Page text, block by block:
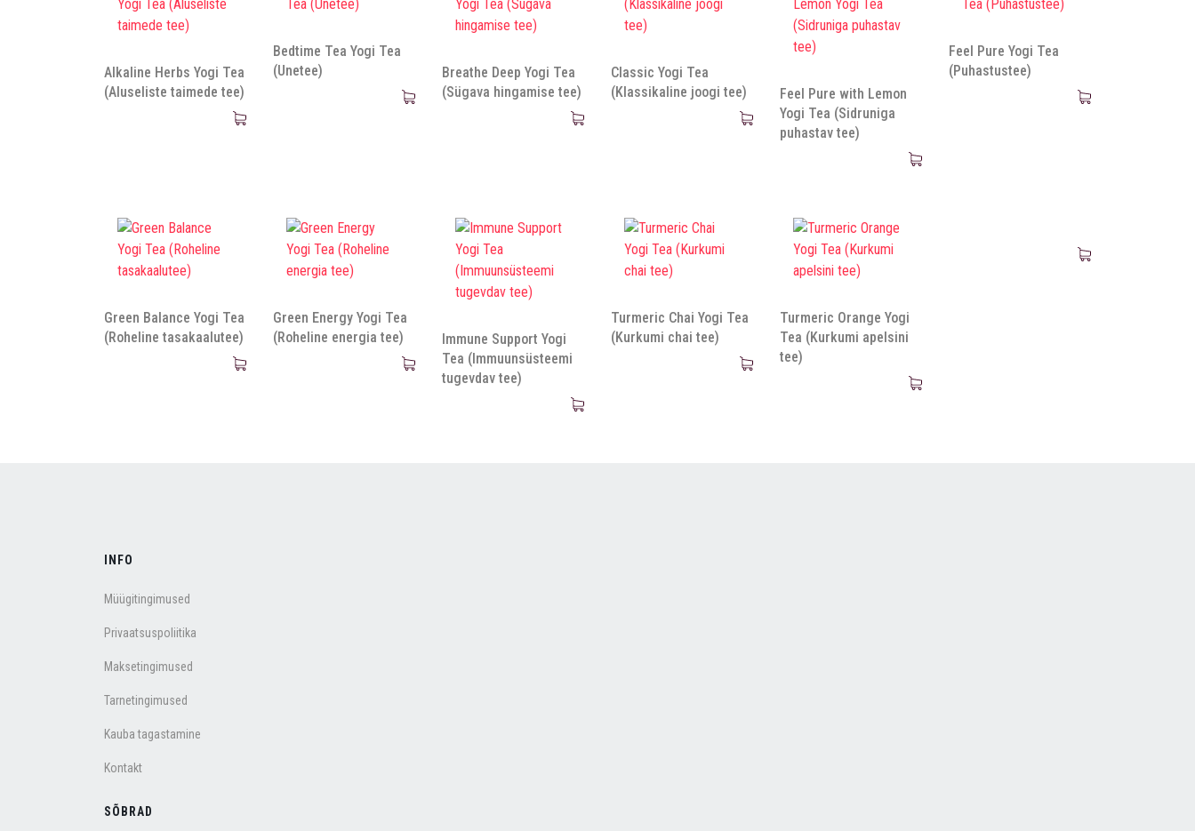
Alkaline Herbs Yogi Tea
(Aluseliste taimede tee)
Bedtime Tea Yogi Tea
(Unetee)
Breathe Deep Yogi Tea
(Sügava hingamise tee)
Classic Yogi Tea
(Klassikaline joogi tee)
Feel Pure with Lemon
Yogi Tea (Sidruniga
puhastav tee)
Feel Pure Yogi Tea
(Puhastustee)
Green Balance Yogi Tea
(Roheline tasakaalutee)
Green Energy Yogi Tea
(Roheline energia tee)
Immune Support Yogi
Tea (Immuunsüsteemi
tugevdav tee)
Turmeric Chai Yogi Tea
(Kurkumi chai tee)
Turmeric Orange Yogi
Tea (Kurkumi apelsini
tee)
INFO
Müügitingimused
Privaatsuspoliitika
Maksetingimused
Tarnetingimused
Kauba tagastamine
Kontakt
SÕBRAD